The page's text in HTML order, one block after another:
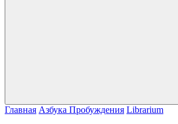
Главная Азбука Пробуждения Librarium